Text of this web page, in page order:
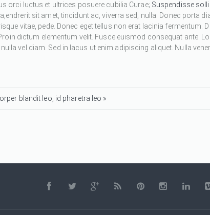
orci luctus et ultrices posuere cubilia Curae; Suspendisse
sit amet, tincidunt ac, viverra sed, nulla. Donec porta
vitae, pede. Donec eget tellus non erat lacinia fermentum.
dictum elementum velit. Fusce euismod consequat ante.
vel diam. Sed in lacus ut enim adipiscing aliquet. Nulla
blandit leo, id pharetra leo »